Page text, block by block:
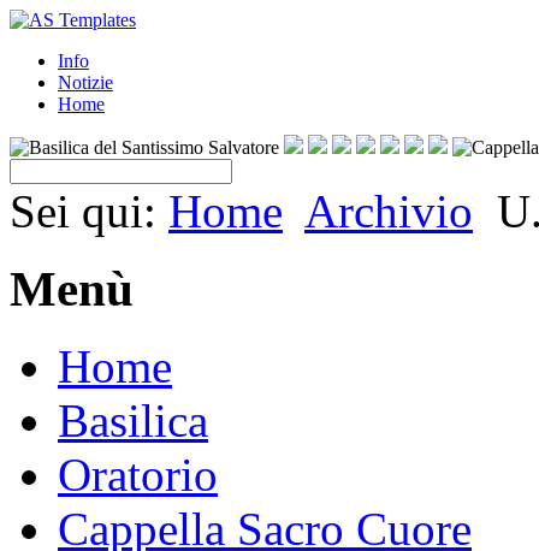
Info
Notizie
Home
Sei qui: Home Archivio
Menù
Home
Basilica
Oratorio
Cappella Sacro Cuore